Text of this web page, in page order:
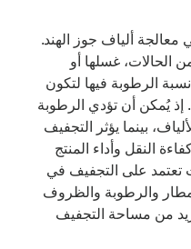
ألياف جوز الهند.
الحالات، غسلها أو
الرطوبة فيها لتكون
إذ يُمكن أن تؤدي الرطوبة
بينما يؤثر التجفيف
النقل وأداء المنتج
تعتمد على التجفيف في
والرطوبة والظروف
من مساحة التجفيف